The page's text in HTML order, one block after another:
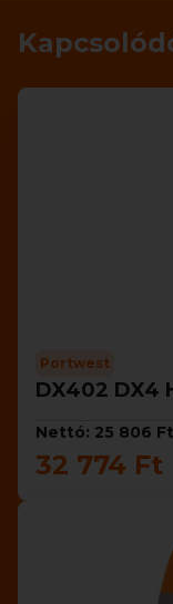
Portwest
DX402 DX4
Nettó: 25 806 Ft
32 774 Ft